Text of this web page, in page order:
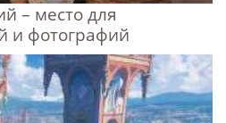
– место для
и фотографий